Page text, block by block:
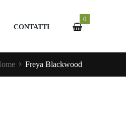
CONTATTI
0
Freya Blackwood